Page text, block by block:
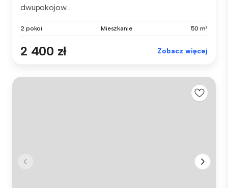
dwupokojow...
2 pokoi Mieszkanie 50 m²
2 400 zł Zobacz więcej